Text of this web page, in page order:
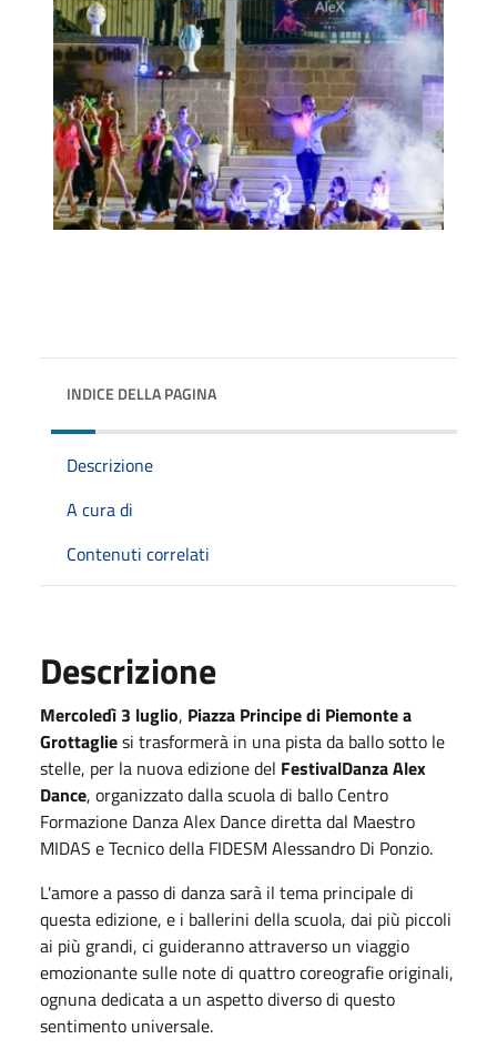
INDICE DELLA PAGINA
Descrizione
A cura di
Contenuti correlati
Descrizione
Mercoledì 3 luglio, Piazza Principe di Piemonte a
Grottagliesi trasformerà in una pista da ballo sotto le
stelle, per la nuova edizione del FestivalDanza Alex
Dance, organizzato dalla scuola di ballo Centro
Formazione Danza Alex Dance diretta dal Maestro
MIDAS e Tecnico della FIDESM Alessandro Di Ponzio.
L'amore a passo di danza sarà il tema principale di
questa edizione, e i ballerini della scuola, dai più piccoli
ai più grandi, ci guideranno attraverso un viaggio
emozionante sulle note di quattro coreografie originali,
ognuna dedicata a un aspetto diverso di questo
sentimento universale.